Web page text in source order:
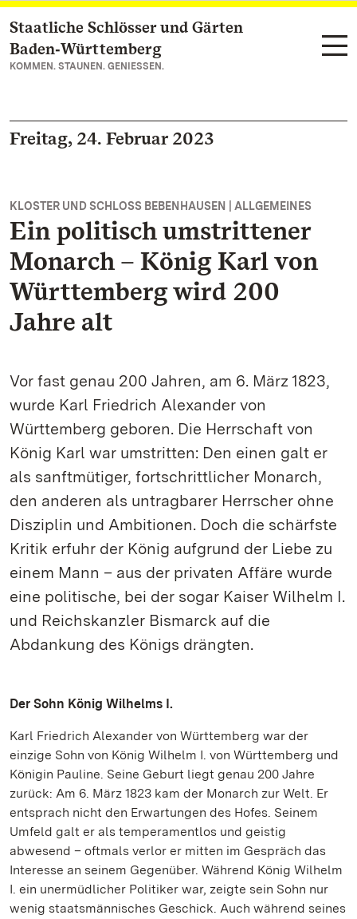
Zum Hauptinhalt springen
Staatliche Schlösser und Gärten
Baden‑Württemberg
KOMMEN. STAUNEN. GENIESSEN.
Freitag, 24. Februar 2023
KLOSTER UND SCHLOSS BEBENHAUSEN | ALLGEMEINES
Ein politisch umstrittener
Monarch – König Karl von
Württemberg wird 200
Jahre alt
Vor fast genau 200 Jahren, am 6. März 1823,
wurde Karl Friedrich Alexander von
Württemberg geboren. Die Herrschaft von
König Karl war umstritten: Den einen galt er
als sanftmütiger, fortschrittlicher Monarch,
den anderen als untragbarer Herrscher ohne
Disziplin und Ambitionen. Doch die schärfste
Kritik erfuhr der König aufgrund der Liebe zu
einem Mann – aus der privaten Affäre wurde
eine politische, bei der sogar Kaiser Wilhelm I.
und Reichskanzler Bismarck auf die
Abdankung des Königs drängten.
Der Sohn König Wilhelms I.
Karl Friedrich Alexander von Württemberg war der
einzige Sohn von König Wilhelm I. von Württemberg und
Königin Pauline. Seine Geburt liegt genau 200 Jahre
zurück: Am 6. März 1823 kam der Monarch zur Welt. Er
entsprach nicht den Erwartungen des Hofes. Seinem
Umfeld galt er als temperamentlos und geistig
abwesend – oftmals verlor er mitten im Gespräch das
Interesse an seinem Gegenüber. Während König Wilhelm
I. ein unermüdlicher Politiker war, zeigte sein Sohn nur
wenig staatsmännisches Geschick. Auch während seines